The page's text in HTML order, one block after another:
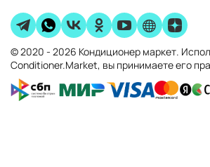
© 2020 - 2026 Кондиционер маркет.
Conditioner.Market, вы принимаете его